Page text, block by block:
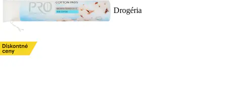
Drogéria